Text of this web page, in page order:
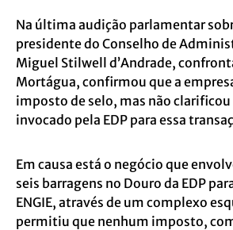
Na última audição parlamentar
presidente do Conselho de
Miguel Stilwell d’Andrade,
Mortágua, confirmou que a
imposto de selo, mas não
invocado pela EDP para essa
Em causa está o negócio que
seis barragens no Douro da EDP
ENGIE, através de um complexo
permitiu que nenhum imposto,